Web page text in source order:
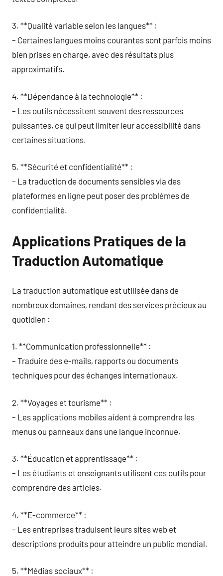
3. **Qualité variable selon les langues** :
– Certaines langues moins courantes sont parfois moins
bien prises en charge, avec des résultats plus
approximatifs.
4. **Dépendance à la technologie** :
– Les outils nécessitent souvent des ressources
puissantes, ce qui peut limiter leur accessibilité dans
certaines situations.
5. **Sécurité et confidentialité** :
– La traduction de documents sensibles via des
plateformes en ligne peut poser des problèmes de
confidentialité.
Applications Pratiques de la
Traduction Automatique
La traduction automatique est utilisée dans de
nombreux domaines, rendant des services précieux au
quotidien :
1. **Communication professionnelle** :
– Traduire des e-mails, rapports ou documents
techniques pour des échanges internationaux.
2. **Voyages et tourisme** :
– Les applications mobiles aident à comprendre les
menus ou panneaux dans une langue inconnue.
3. **Éducation et apprentissage** :
– Les étudiants et enseignants utilisent ces outils pour
comprendre des articles.
4. **E-commerce** :
– Les entreprises traduisent leurs sites web et
descriptions produits pour atteindre un public mondial.
5. **Médias sociaux** :